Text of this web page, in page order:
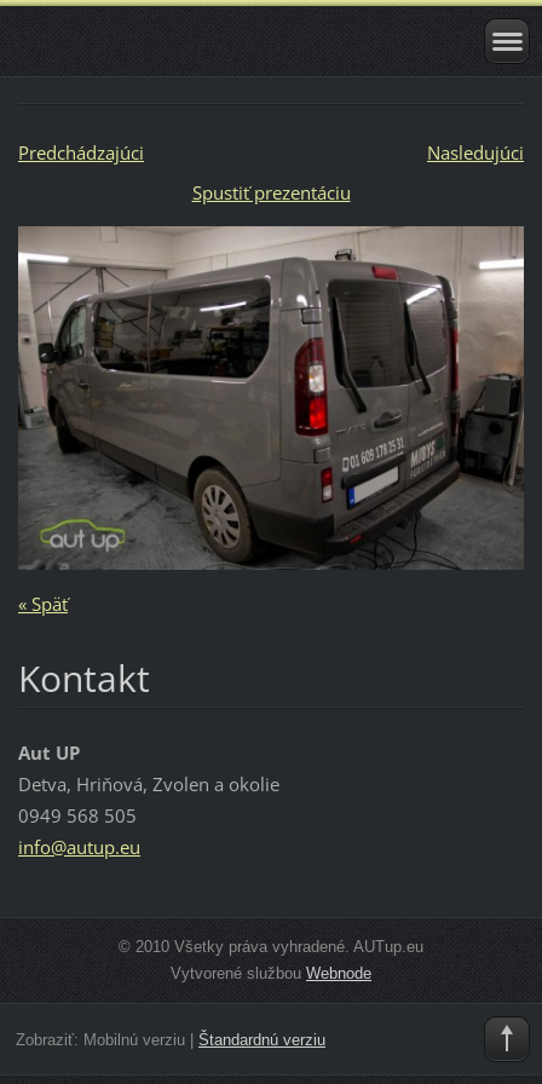
Predchádzajúci
Nasledujúci
Spustiť prezentáciu
« Späť
Kontakt
Aut UP
Detva, Hriňová, Zvolen a okolie
0949 568 505
info@autup.eu
© 2010 Všetky práva vyhradené. AUTup.eu
Vytvorené službou Webnode
Zobraziť: Mobilnú verziu| Štandardnú verziu